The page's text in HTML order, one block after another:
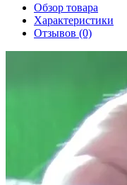
Обзор товара
Характеристики
Отзывов (0)